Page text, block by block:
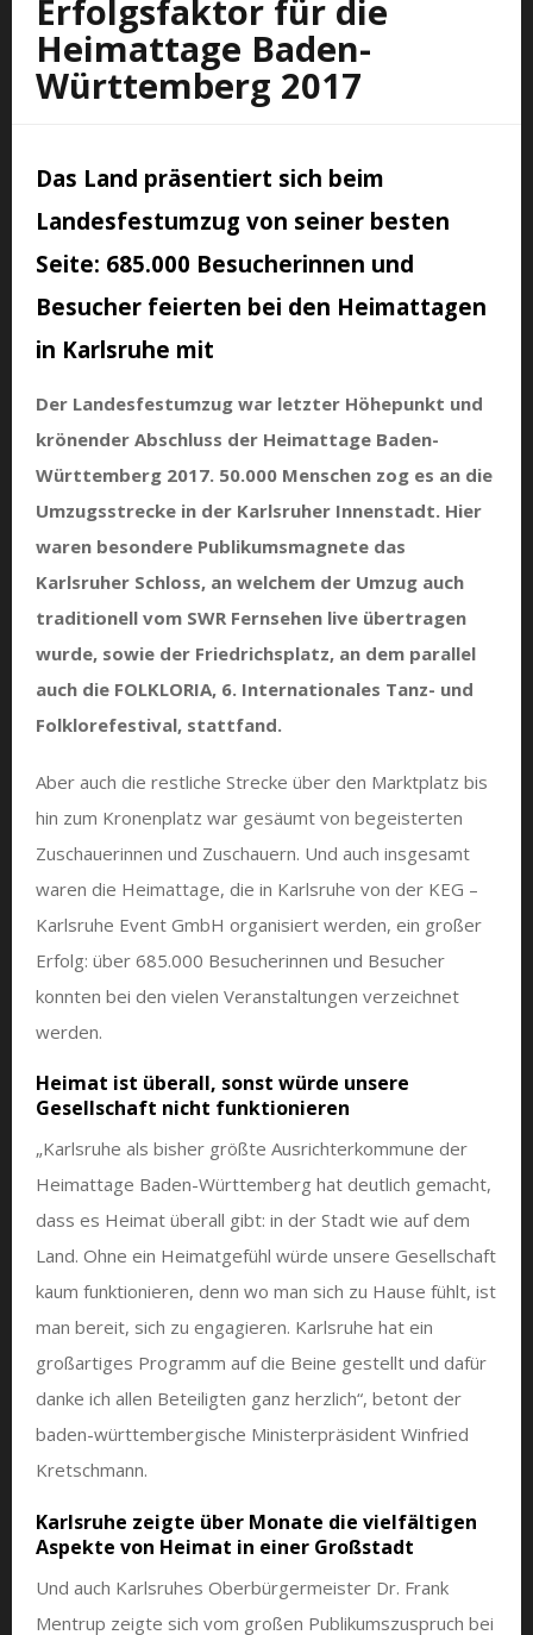
Erfolgsfaktor für die
Heimattage Baden-
Württemberg 2017
Das Land präsentiert sich beim
Landesfestumzug von seiner besten
Seite: 685.000 Besucherinnen und
Besucher feierten bei den Heimattagen
in Karlsruhe mit
Der Landesfestumzug war letzter Höhepunkt und
krönender Abschluss der Heimattage Baden-
Württemberg 2017. 50.000 Menschen zog es an die
Umzugsstrecke in der Karlsruher Innenstadt. Hier
waren besondere Publikumsmagnete das
Karlsruher Schloss, an welchem der Umzug auch
traditionell vom SWR Fernsehen live übertragen
wurde, sowie der Friedrichsplatz, an dem parallel
auch die FOLKLORIA, 6. Internationales Tanz- und
Folklorefestival, stattfand.
Aber auch die restliche Strecke über den Marktplatz bis
hin zum Kronenplatz war gesäumt von begeisterten
Zuschauerinnen und Zuschauern. Und auch insgesamt
waren die Heimattage, die in Karlsruhe von der KEG –
Karlsruhe Event GmbH organisiert werden, ein großer
Erfolg: über 685.000 Besucherinnen und Besucher
konnten bei den vielen Veranstaltungen verzeichnet
werden.
Heimat ist überall, sonst würde unsere
Gesellschaft nicht funktionieren
„Karlsruhe als bisher größte Ausrichterkommune der
Heimattage Baden-Württemberg hat deutlich gemacht,
dass es Heimat überall gibt: in der Stadt wie auf dem
Land. Ohne ein Heimatgefühl würde unsere Gesellschaft
kaum funktionieren, denn wo man sich zu Hause fühlt, ist
man bereit, sich zu engagieren. Karlsruhe hat ein
großartiges Programm auf die Beine gestellt und dafür
danke ich allen Beteiligten ganz herzlich“, betont der
baden-württembergische Ministerpräsident Winfried
Kretschmann.
Karlsruhe zeigte über Monate die vielfältigen
Aspekte von Heimat in einer Großstadt
Und auch Karlsruhes Oberbürgermeister Dr. Frank
Mentrup zeigte sich vom großen Publikumszuspruch bei